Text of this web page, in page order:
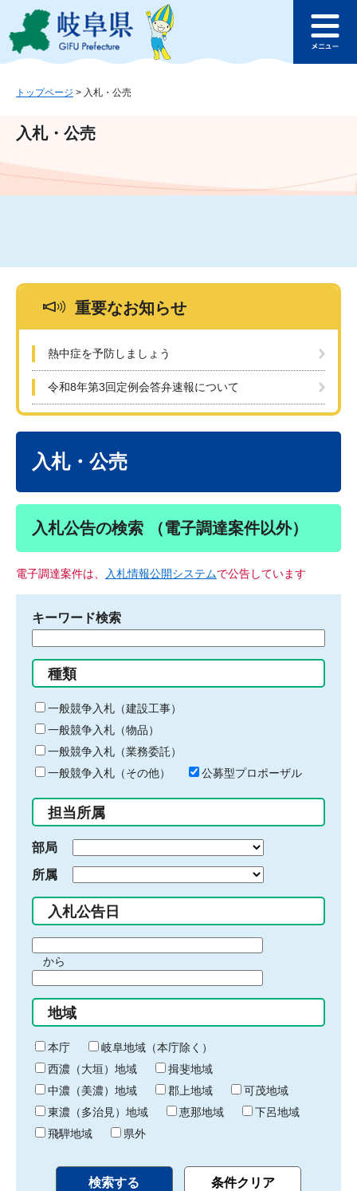
ジ
ュ
文
このページの本文へ
ュ
トップページ > 入札・公売
入札・公売
重要なお知らせ
熱中症を予防しましょう
令和8年第3回定例会答弁速報について
入札・公売
入札公告の検索 （電子調達案件以外）
電子調達案件は、 入札情報公開システムで公告しています
キーワード検索
る
キ
ー
ワ
ー
ド
入
力
種類
一般競争入札（建設工事）
一般競争入札（物品）
一般競争入札（業務委託）
一般競争入札（その他）
公募型プロポーザル
担当所属
部局
所属
入札公告日
間
始
り
から
間
終
わ
り
地域
本庁
岐阜地域（本庁除く）
西濃（大垣）地域
揖斐地域
中濃（美濃）地域
郡上地域
可茂地域
東濃（多治見）地域
恵那地域
下呂地域
飛騨地域
県外